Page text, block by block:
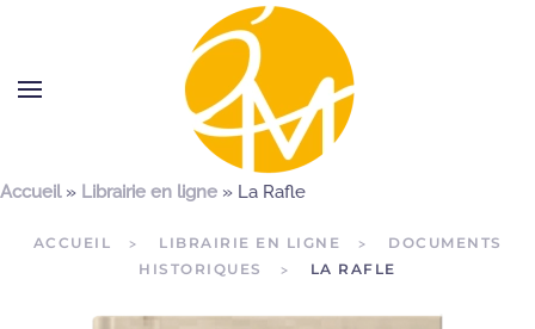
Accueil» Librairie en ligne » La Rafle
ACCUEIL LIBRAIRIE EN LIGNE
DOCUMENTS
HISTORIQUES
LA RAFLE